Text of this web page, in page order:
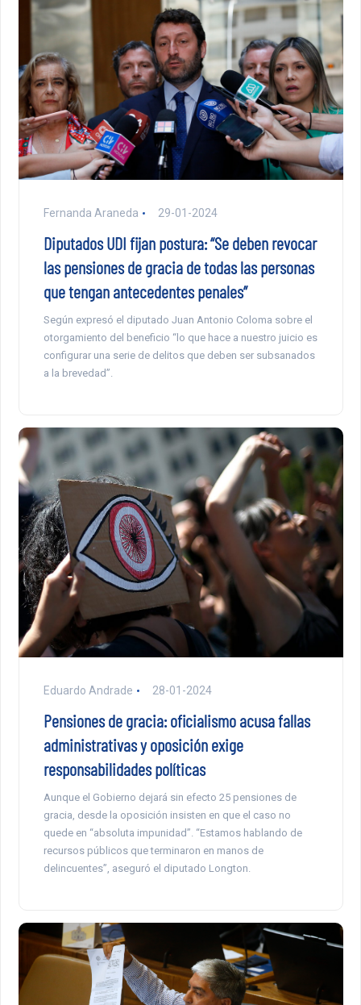
Fernanda Araneda 29-01-2024
Diputados UDI fijan postura: “Se deben revocar
las pensiones de gracia de todas las personas
que tengan antecedentes penales”
Según expresó el diputado Juan Antonio Coloma sobre el
otorgamiento del beneficio “lo que hace a nuestro juicio es
configurar una serie de delitos que deben ser subsanados
a la brevedad”.
Eduardo Andrade 28-01-2024
Pensiones de gracia: oficialismo acusa fallas
administrativas y oposición exige
responsabilidades políticas
Aunque el Gobierno dejará sin efecto 25 pensiones de
gracia, desde la oposición insisten en que el caso no
quede en “absoluta impunidad”. “Estamos hablando de
recursos públicos que terminaron en manos de
delincuentes”, aseguró el diputado Longton.